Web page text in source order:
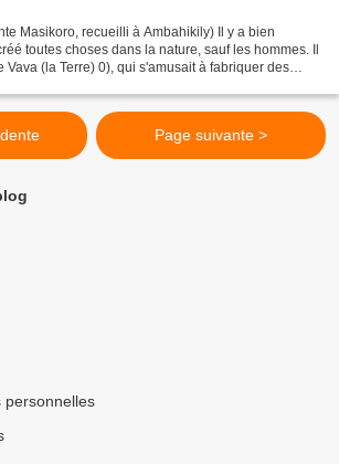
Masikoro, recueilli à Ambahikily) Il y a bien
toutes choses dans la nature, sauf les hommes. Il
Vava (la Terre) 0), qui s'amusait à fabriquer des
Page suivante >
personnelles